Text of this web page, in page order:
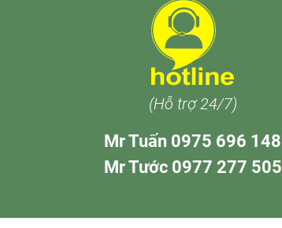
(Hỗ trợ 24/7)
Mr Tuấn 0975 696 148
Mr Tước 0977 277 505